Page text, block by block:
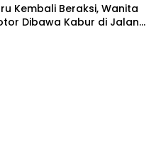
Kembali Beraksi, Wanita
Dibawa Kabur di Jalan